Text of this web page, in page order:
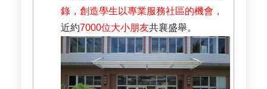
錄，創造學生以專業服務社區的機會，
近約7000位大小朋友共襄盛舉。